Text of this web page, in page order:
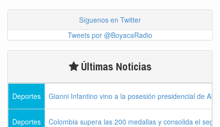
Síguenos en Twitter
Tweets por @BoyacaRadio
Últimas Noticias
Deportes Gianni Infantino vino a la posesión presidencial de
Deportes Colombia supera las 200 medallas y consolida el